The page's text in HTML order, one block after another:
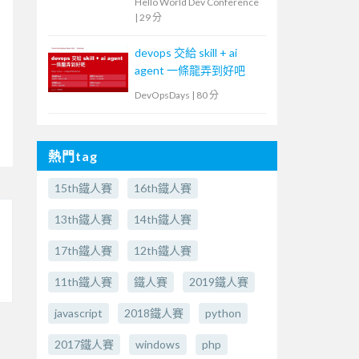
| 29 分
devops 交給 skill + ai
agent 一條龍弄到好吧
DevOpsDays | 80 分
熱門tag
15th鐵人賽 16th鐵人賽
13th鐵人賽 14th鐵人賽
17th鐵人賽 12th鐵人賽
11th鐵人賽 鐵人賽 2019鐵人賽
javascript 2018鐵人賽 python
2017鐵人賽 windows php